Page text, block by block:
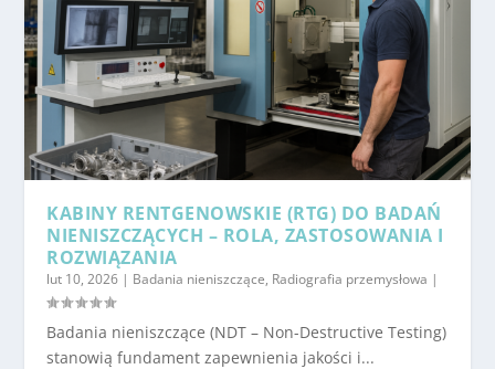
KABINY RENTGENOWSKIE (RTG) DO BADAŃ
NIENISZCZĄCYCH – ROLA, ZASTOSOWANIA I
ROZWIĄZANIA
lut 10, 2026 | Badania nieniszczące, Radiografia przemysłowa |
Badania nieniszczące (NDT – Non-Destructive Testing)
stanowią fundament zapewnienia jakości i...